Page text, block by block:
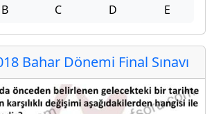
B C D E
Bahar Dönemi Final Sınavı